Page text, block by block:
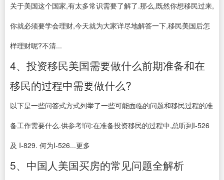
关于美国这个国家,有太多常识需要了解了.那么,既然你想移民过来,
你就必须要学会理财,今天就为大家详尽地解答一下,移民美国后怎
样理财呢?不清...
4、投资移民美国需要做什么前期准备和在
移民的过程中需要做什么?
以下是一些问答式方式列举了一些可能面临的问题和移民过程的准
备工作需要什么.供参考!问:在准备投资移民的过程中,总听到I-526
及 I-829. 何为I-526...更多
5、中国人美国买房的常见问题全解析